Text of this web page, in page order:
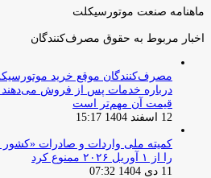
ماهنامه صنعت موتورسیکلت
اخبار مربوط به حقوق مصرف‌کنندگان
مصرف‌کنندگان موقع خرید
درباره خدمات پس از فروش می‌دهند
قیمت آن مهم‌تر است
12 اسفند 1404 15:17
کمیته ملی واردات و صادرات
را از ۱ آوریل ۲۰۲۶ ممنوع کرد
11 دی 1404 07:32